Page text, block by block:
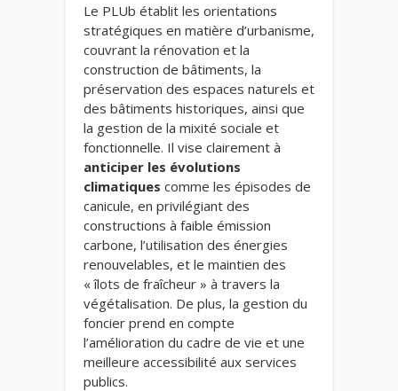
Le PLUb établit les orientations
stratégiques en matière d’urbanisme,
couvrant la rénovation et la
construction de bâtiments, la
préservation des espaces naturels et
des bâtiments historiques, ainsi que
la gestion de la mixité sociale et
fonctionnelle. Il vise clairement à
anticiper les évolutions
climatiques comme les épisodes de
canicule, en privilégiant des
constructions à faible émission
carbone, l’utilisation des énergies
renouvelables, et le maintien des
« îlots de fraîcheur » à travers la
végétalisation. De plus, la gestion du
foncier prend en compte
l’amélioration du cadre de vie et une
meilleure accessibilité aux services
publics.